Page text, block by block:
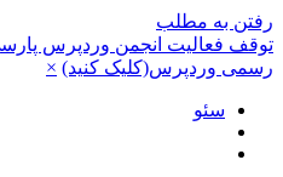
رفتن به مطلب
توقف فعالیت انجمن وردپرس
رسمی وردپرس(کلیک کنید) ×
سئو